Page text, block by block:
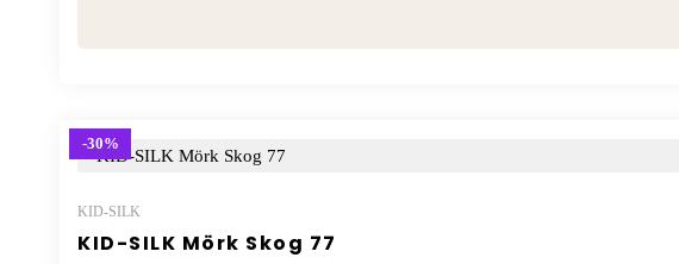
-30%
KID-SILK
KID-SILK Mörk Skog 77